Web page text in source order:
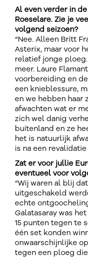
Al even verder in
Roeselare. Zie je
volgend seizoen?
“Nee. Alleen Britt
Asterix, maar voor
relatief jonge
meer. Laure
voorbereiding en
een knieblessure,
en we hebben haar
afwachten wat er
zich wel danig
buitenland en ze
het is natuurlijk
is na een
Zat er voor jullie
eventueel voor
“Wij waren al blij
uitgeschakeld
echte
Galatasaray was
15 punten tegen te
één set konden
onwaarschijnlijke
tegen een ploeg